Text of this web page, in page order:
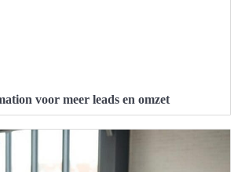
voor meer leads en omzet